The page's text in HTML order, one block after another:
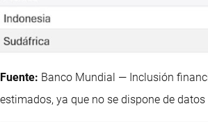
Fuente: Banco Mundial — Inclusión
estimados, ya que no se dispone de